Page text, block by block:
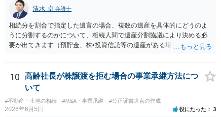
況を報告する義務があるとは限りません。また、親族間で利害対立が
ある可能性がある場合、守秘義務や本人意思確認の観点から、委任状
があるとしても直ちに内容を開示しないこともあり得ます。 公正証書
遺言が作成済みである場合でも、生前にその存在や内容を誰に開示す
るかは、基本的には遺言者本人の意思による問題です。まずは、母親
無・内容について説明してよい」旨を明確に伝えてもらい、委任状の
写しを添付して、期限を区切って書面で回答を求めることが考えられ
ます。それでも回答がない場合には、母親本人の意思能力や真意、兄
による不当な関与の有無も含めて、別の弁護士に資料（遺言書案、委
任状、母親の発言内容、弁護士との連絡履歴、兄とのやり取り等）を
示して相談した方がよいように思います。
清水 卓 弁護士
相続分を割合で指定した遺言の場合、複数の遺産を具体的にどうのよ
うに分割するのかについて、相続人間で遺産分割協議により決める必
要が出てきます（預貯金、株•投資信託等の遺産がある場合に、どの遺
投資信託は他の相続人にというような分け方をするのか等について
は、相続人間で遺産分割協議により決める必要があります）。
10
高齢社長が株譲渡を拒む場合の事業承継方法につ
いて
#不動産・土地の相続 #M&A・事業承継 #公正証書遺言の作成
2026年6月5日 役にたった 3